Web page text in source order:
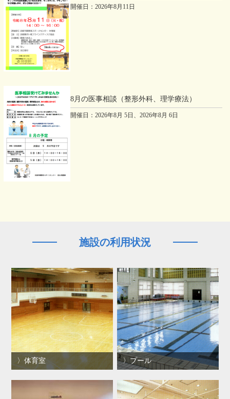
トビウオ水泳教室1
2026年08月30日
体育室
ふれあいスポーツDAY
開催日：2026年8月11日
8月の医事相談（整形外科、理学療法）
開催日：2026年8月 5日、2026年8月 6日
施設の利用状況
体育室 プール